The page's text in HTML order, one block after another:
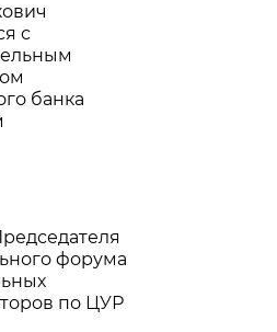
с
банка
форума
по ЦУР